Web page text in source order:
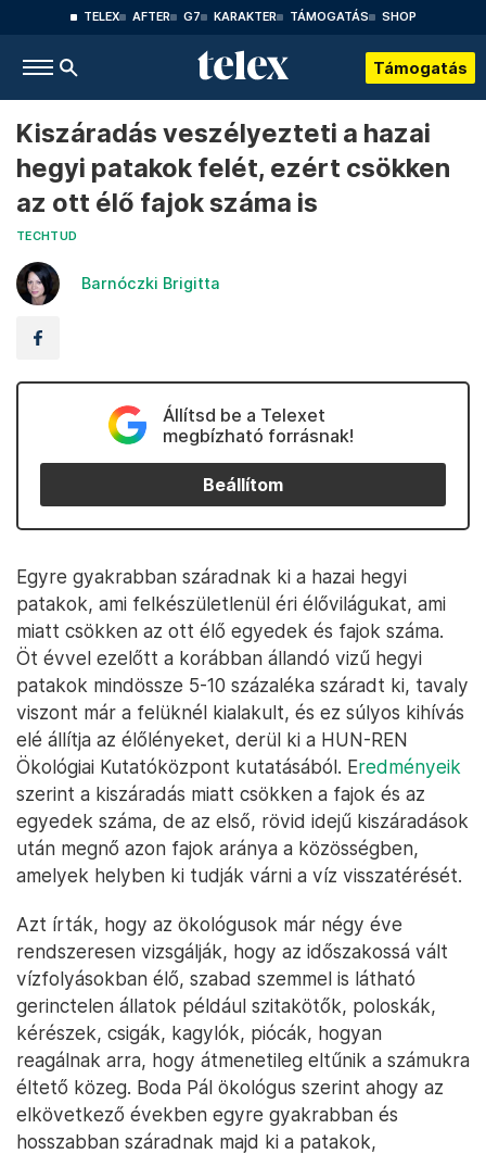
TELEX AFTER G7 KARAKTER TÁMOGATÁS SHOP
Támogatás
Kiszáradás veszélyezteti a hazai
hegyi patakok felét, ezért csökken
az ott élő fajok száma is
TECHTUD
Barnóczki Brigitta
Állítsd be a Telexet
megbízható forrásnak!
Beállítom
Egyre gyakrabban száradnak ki a hazai hegyi
patakok, ami felkészületlenül éri élővilágukat, ami
miatt csökken az ott élő egyedek és fajok száma.
Öt évvel ezelőtt a korábban állandó vizű hegyi
patakok mindössze 5-10 százaléka száradt ki, tavaly
viszont már a felüknél kialakult, és ez súlyos kihívás
elé állítja az élőlényeket, derül ki a HUN-REN
Ökológiai Kutatóközpont kutatásából. Eredményeik
szerint a kiszáradás miatt csökken a fajok és az
egyedek száma, de az első, rövid idejű kiszáradások
után megnő azon fajok aránya a közösségben,
amelyek helyben ki tudják várni a víz visszatérését.
Azt írták, hogy az ökológusok már négy éve
rendszeresen vizsgálják, hogy az időszakossá vált
vízfolyásokban élő, szabad szemmel is látható
gerinctelen állatok például szitakötők, poloskák,
kérészek, csigák, kagylók, piócák, hogyan
reagálnak arra, hogy átmenetileg eltűnik a számukra
éltető közeg. Boda Pál ökológus szerint ahogy az
elkövetkező években egyre gyakrabban és
hosszabban száradnak majd ki a patakok,